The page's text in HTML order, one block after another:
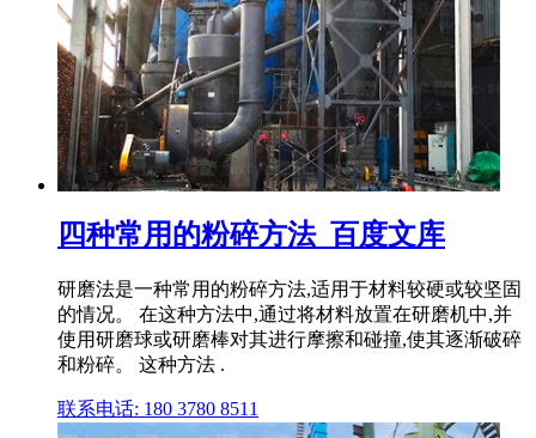
四种常用的粉碎方法_百度文库
研磨法是一种常用的粉碎方法,适用于材料较硬或较坚固
的情况。 在这种方法中,通过将材料放置在研磨机中,并
使用研磨球或研磨棒对其进行摩擦和碰撞,使其逐渐破碎
和粉碎。 这种方法 .
联系电话: 180 3780 8511